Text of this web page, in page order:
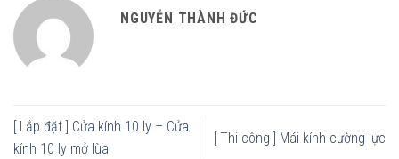
NGUYỄN THÀNH ĐỨC
[ Lắp đặt ] Cửa kính 10 ly – Cửa
kính 10 ly mở lùa
[ Thi công ] Mái kính cường lực